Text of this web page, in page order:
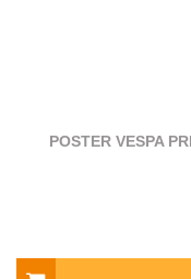
POSTER VESPA